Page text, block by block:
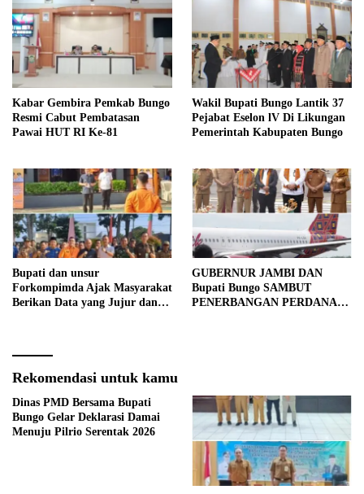
Kabar Gembira Pemkab Bungo
Resmi Cabut Pembatasan
Pawai HUT RI Ke-81
Wakil Bupati Bungo Lantik 37
Pejabat Eselon lV Di Likungan
Pemerintah Kabupaten Bungo
Bupati dan unsur
Forkompimda Ajak Masyarakat
Berikan Data yang Jujur dan
GUBERNUR JAMBI DAN
Bupati Bungo SAMBUT
PENERBANGAN PERDANA
Rekomendasi untuk kamu
Dinas PMD Bersama Bupati
Bungo Gelar Deklarasi Damai
Menuju Pilrio Serentak 2026